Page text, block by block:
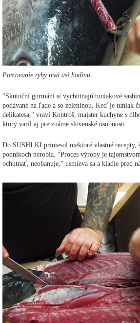
Porcovanie ryby trvá asi hodinu.
"Skutoční gurmáni si vychutnajú tuniakové
podávané na ľade a so zeleninou. Keď je tuniak
delikatesa," vraví Kontroš, majster kuchyne s
ktorý varil aj pre známe slovenské osobnosti.
Do SUSHI KI priniesol niektoré vlastné recepty,
podnikoch nerobia. "Proces výroby je
ochutnať, neobanuje," usmieva sa a kladie pred